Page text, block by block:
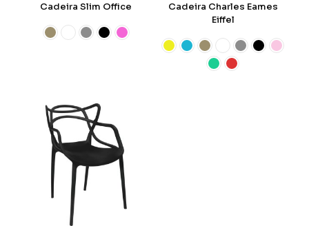
Cadeira Slim Office
Cadeira Charles Eames
Eiffel